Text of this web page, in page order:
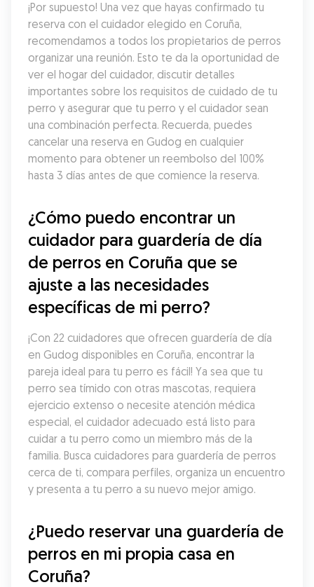
¡Por supuesto! Una vez que hayas confirmado tu
reserva con el cuidador elegido en Coruña,
recomendamos a todos los propietarios de perros
organizar una reunión. Esto te da la oportunidad de
ver el hogar del cuidador, discutir detalles
importantes sobre los requisitos de cuidado de tu
perro y asegurar que tu perro y el cuidador sean
una combinación perfecta. Recuerda, puedes
cancelar una reserva en Gudog en cualquier
momento para obtener un reembolso del 100%
hasta 3 días antes de que comience la reserva.
¿Cómo puedo encontrar un
cuidador para guardería de día
de perros en Coruña que se
ajuste a las necesidades
específicas de mi perro?
¡Con 22 cuidadores que ofrecen guardería de día
en Gudog disponibles en Coruña, encontrar la
pareja ideal para tu perro es fácil! Ya sea que tu
perro sea tímido con otras mascotas, requiera
ejercicio extenso o necesite atención médica
especial, el cuidador adecuado está listo para
cuidar a tu perro como un miembro más de la
familia. Busca cuidadores para guardería de perros
cerca de ti, compara perfiles, organiza un encuentro
y presenta a tu perro a su nuevo mejor amigo.
¿Puedo reservar una guardería de
perros en mi propia casa en
Coruña?